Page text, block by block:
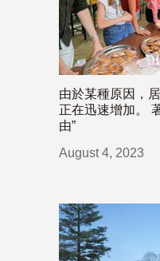
由於某種原因，
正在迅速增加。
由”
August 4, 2023